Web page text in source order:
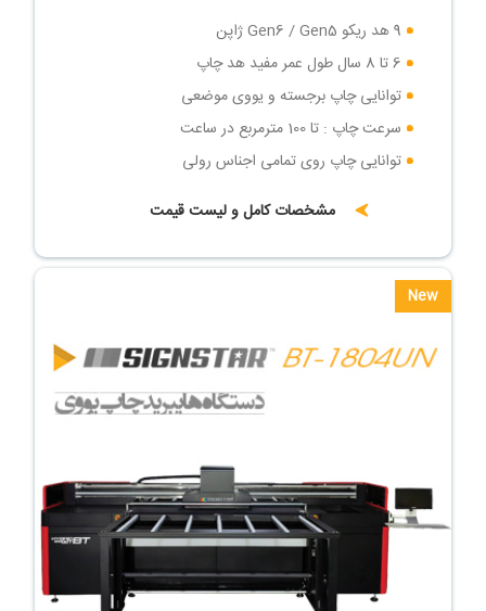
9 هد ریکو Gen6 / Gen5 ژاپن
6 تا 8 سال طول عمر مفید هد چاپ
توانایی چاپ برجسته و یووی موضعی
سرعت چاپ : تا 100 مترمربع در ساعت
توانایی چاپ روی تمامی اجناس رولی
مشخصات کامل و لیست قیمت
New